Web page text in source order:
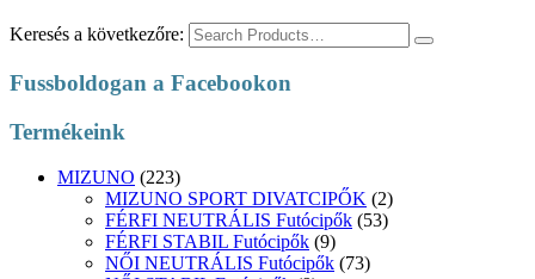
Keresés a következőre:
Fussboldogan a Facebookon
Termékeink
MIZUNO (223)
MIZUNO SPORT DIVATCIPŐK (2)
FÉRFI NEUTRÁLIS Futócipők (53)
FÉRFI STABIL Futócipők (9)
NŐI NEUTRÁLIS Futócipők (73)